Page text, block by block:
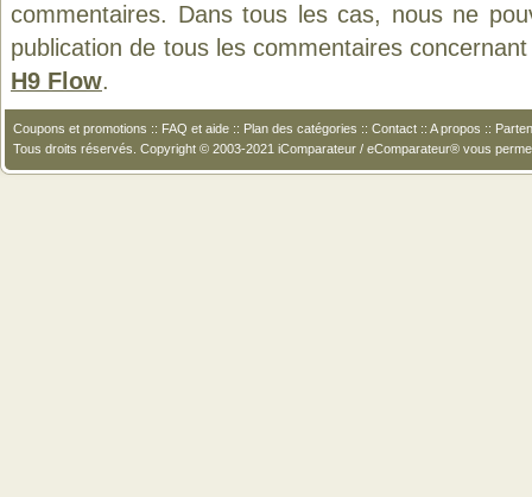
commentaires. Dans tous les cas, nous ne
publication de tous les commentaires
H9 Flow.
Coupons et promotions :: FAQ et aide :: Plan des catégories :: Contact :: A propos ::
Tous droits réservés. Copyright © 2003-2021 iComparateur / eComparateur® vous